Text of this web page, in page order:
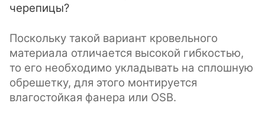
черепицы?
Поскольку такой вариант кровельного
материала отличается высокой гибкостью,
то его необходимо укладывать на сплошную
обрешетку, для этого монтируется
влагостойкая фанера или OSB.